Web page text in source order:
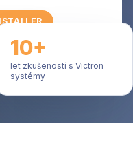
10+
let zkušeností s Victron
systémy